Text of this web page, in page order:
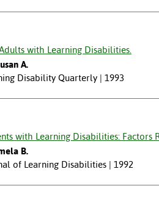
with Learning Disabilities.
A.
Disability Quarterly | 1993
with Learning Disabilities: Factors
B.
of Learning Disabilities | 1992